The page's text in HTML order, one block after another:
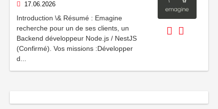
17.06.2026
Introduction \& Résumé : Emagine
recherche pour un de ses clients, un
Backend développeur Node.js / NestJS
(Confirmé). Vos missions :Développer
d...